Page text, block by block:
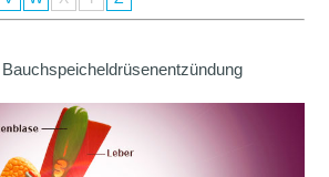
Bauchspeicheldrüsenentzündung